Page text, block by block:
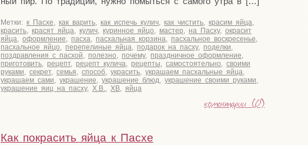
Метки: к Пасхе, как варить, как испечь кулич, как чистить, красим яйца,
красить, красят яйца, кулич, куринное яйцо, мастер, на Пасху, окрасит
яйца, оформление, пасха, пасхальная корзина, пасхальное воскресенье,
пасхальное яйцо, перепелиные яйца, подарок на пасху, поделки,
поздравления с пасхой, полезно, почему, праздничное оформление,
приготовить, рецепт, рецепт кулича, рецепты, самостоятельно, своими
руками, секрет, семья, способ, украсить, украшаем пасхальные яйца,
украшаем сами, украшение, украшение блюд, украшение своими руками,
украшение яиц на пасху, Х.В., ХВ, яйца
коментарии (0)
Как покрасить яйца к Пасхе